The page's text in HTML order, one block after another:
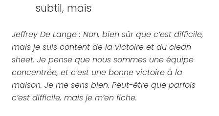
subtil, mais
Jeffrey De Lange : Non, bien sûr que c’est difficile,
mais je suis content de la victoire et du clean
sheet. Je pense que nous sommes une équipe
concentrée, et c’est une bonne victoire à la
maison. Je me sens bien. Peut-être que parfois
c’est difficile, mais je m’en fiche.